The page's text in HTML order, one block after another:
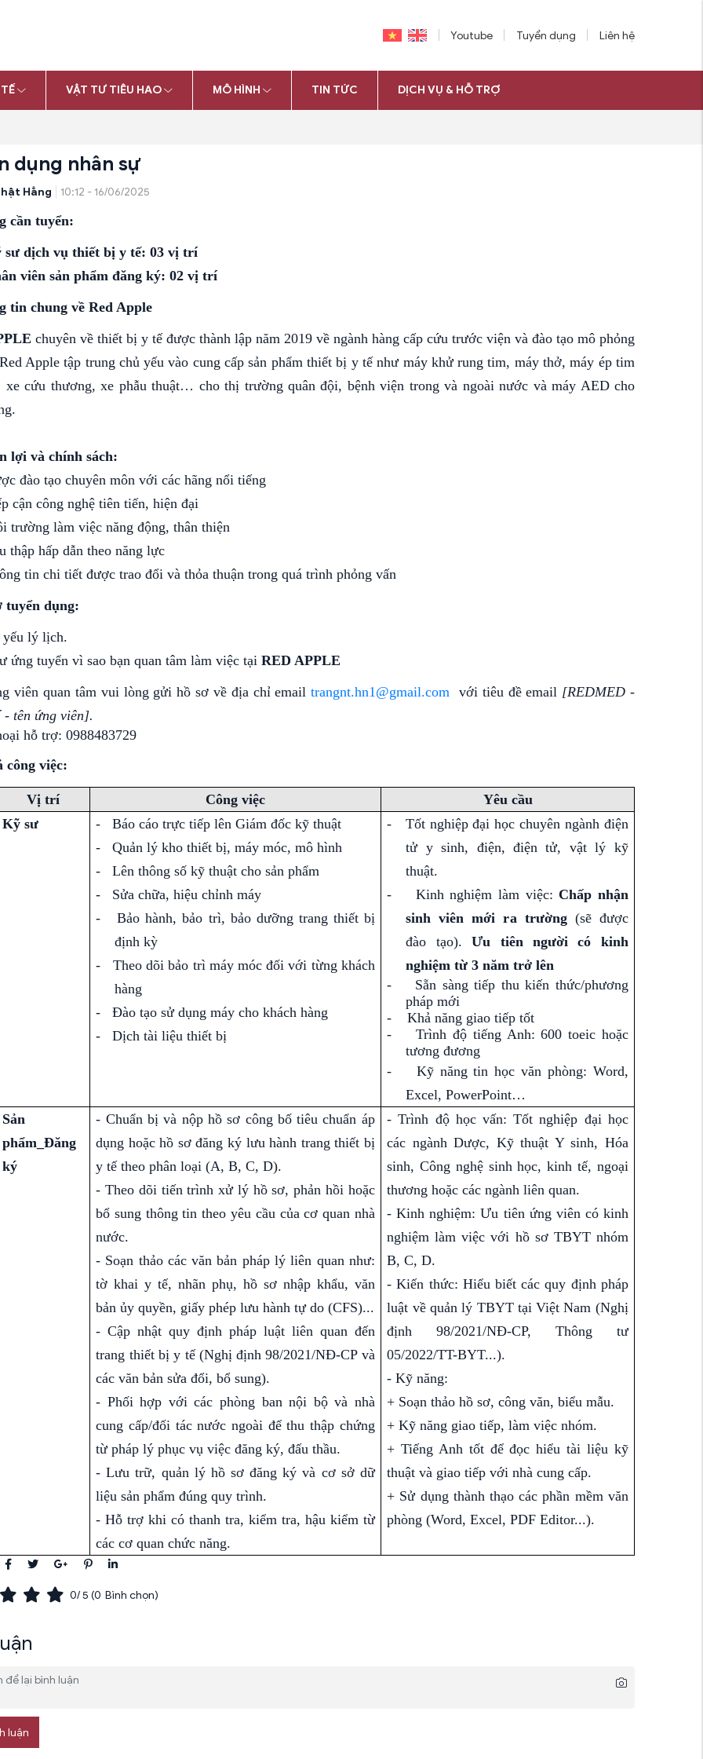
Youtube Tuyển dụng Liên hệ
VẬT TƯ TIÊU HAO MÔ HÌNH TIN TỨC DỊCH VỤ & HỖ TRỢ
dụng nhân sự
Hằng 10:12 - 16/06/2025
cần tuyển:
sư dịch vụ thiết bị y tế: 03 vị trí
viên sản phẩm đăng ký: 02 vị trí
tin chung về Red Apple
chuyên về thiết bị y tế được thành lập năm 2019 về ngành hàng cấp cứu trước viện và đào tạo mô phỏng
Apple tập trung chủ yếu vào cung cấp sản phẩm thiết bị y tế như máy khử rung tim, máy thở, máy ép tim
xe cứu thương, xe phẫu thuật… cho thị trường quân đội, bệnhviện trong và ngoài nước và máy AED cho
lợi và chính sách:
đào tạo chuyên môn với các hãng nổi tiếng
cận công nghệ tiên tiến, hiện đại
trường làm việc năng động, thân thiện
thập hấp dẫn theo năng lực
tin chi tiết được trao đổi và thỏa thuận trong quá trình phỏng vấn
tuyển dụng:
yếu lý lịch.
ứng tuyển vì sao bạn quan tâm làm việc tại RED APPLE
viên quan tâm vui lòng gửi hồ sơ về địa chỉ emailtrangnt.hn1@gmail.com với tiêu đề email [REDMED -
tên ứng viên].
hỗ trợ: 0988483729
công việc:
Vị trí Công việc
Yêu cầu
Kỹ sư
-
Báo cáo trực tiếp lên Giám đốc kỹ thuật
-
Quản lý kho thiết bị, máy móc, mô hình
-
Lên thông số kỹ thuật cho sản phẩm
-
Sửa chữa, hiệu chỉnh máy
-
Bảo hành, bảo trì, bảo dưỡng trang thiết bị
định kỳ
-
Theo dõi bảo trì máy móc đối với từng khách
hàng
-
Đào tạo sử dụng máy cho khách hàng
-
Dịch tài liệu thiết bị
-
Tốt nghiệp đại học chuyên ngành điện
tử y sinh, điện, điện tử, vật lý kỹ
thuật.
-
Kinh nghiệm làm việc: Chấp nhận
sinh viên mới ra trường(sẽ được
đào tạo).Ưu tiên người có kinh
nghiệm từ 3 năm trở lên
-
Sẵn sàng tiếp thu kiến thức/phương
pháp mới
-
Khả năng giao tiếp tốt
-
Trình độ tiếng Anh: 600 toeic hoặc
tương đương
-
Kỹ năng tin học văn phòng: Word,
Excel, PowerPoint…
Sản
phẩm_Đăng
ký
- Chuẩn bị và nộp hồ sơ công bố tiêu chuẩn áp
dụng hoặc hồ sơ đăng ký lưu hành trang thiết bị
y tế theo phân loại (A, B, C, D).
- Theo dõi tiến trình xử lý hồ sơ, phản hồi hoặc
bổ sung thông tin theo yêu cầu của cơ quan nhà
nước.
- Soạn thảo các văn bản pháp lý liên quan như:
tờ khai y tế, nhãn phụ, hồ sơ nhập khẩu, văn
bản ủy quyền, giấy phép lưu hành tự do (CFS)...
- Cập nhật quy định pháp luật liên quan đến
trang thiết bị y tế (Nghị định 98/2021/NĐ-CP và
các văn bản sửa đổi, bổ sung).
- Phối hợp với các phòng ban nội bộ và nhà
cung cấp/đối tác nước ngoài để thu thập chứng
từ pháp lý phục vụ việc đăng ký, đấu thầu.
- Lưu trữ, quản lý hồ sơ đăng ký và cơ sở dữ
liệu sản phẩm đúng quy trình.
- Hỗ trợ khi có thanh tra, kiểm tra, hậu kiểm từ
các cơ quan chức năng.
- Trình độ học vấn: Tốt nghiệp đại học
các ngành Dược, Kỹ thuật Y sinh, Hóa
sinh, Công nghệ sinh học, kinh tế, ngoại
thương hoặc các ngành liên quan.
- Kinh nghiệm: Ưu tiên ứng viên có kinh
nghiệm làm việc với hồ sơ TBYT nhóm
B, C, D.
- Kiến thức: Hiểu biết các quy định pháp
luật về quản lý TBYT tại Việt Nam (Nghị
định 98/2021/NĐ-CP, Thông tư
05/2022/TT-BYT...).
- Kỹ năng:
+ Soạn thảo hồ sơ, công văn, biểu mẫu.
+ Kỹ năng giao tiếp, làm việc nhóm.
+ Tiếng Anh tốt để đọc hiểu tài liệu kỹ
thuật và giao tiếp với nhà cung cấp.
+ Sử dụng thành thạo các phần mềm văn
phòng (Word, Excel, PDF Editor...).
0/ 5 (0 Bình chọn)
luận